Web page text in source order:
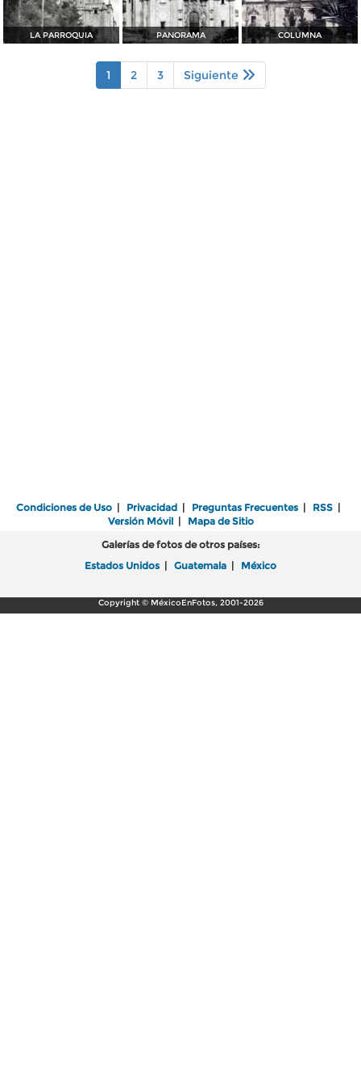
LA PARROQUIA PANORAMA COLUMNA
1 2 3 Siguiente
Condiciones de Uso | Privacidad | Preguntas Frecuentes | RSS |
Versión Móvil| Mapa de Sitio
Galerías de fotos de otros países:
Estados Unidos | Guatemala | México
Copyright © MéxicoEnFotos, 2001-2026